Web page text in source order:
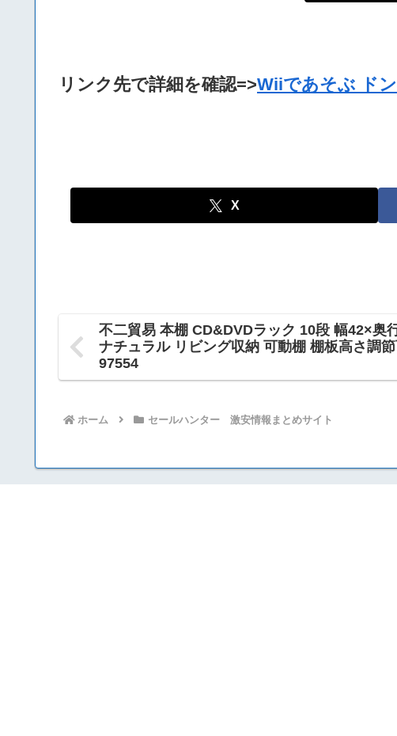
リンク先で詳細を確認=>Wiiであそぶ ド
X
不二貿易 本棚 CD&DVDラック 10段 幅42×奥
ナチュラル リビング収納 可動棚 棚板高さ調
97554
ホーム セールハンター 激安情報まとめサイト